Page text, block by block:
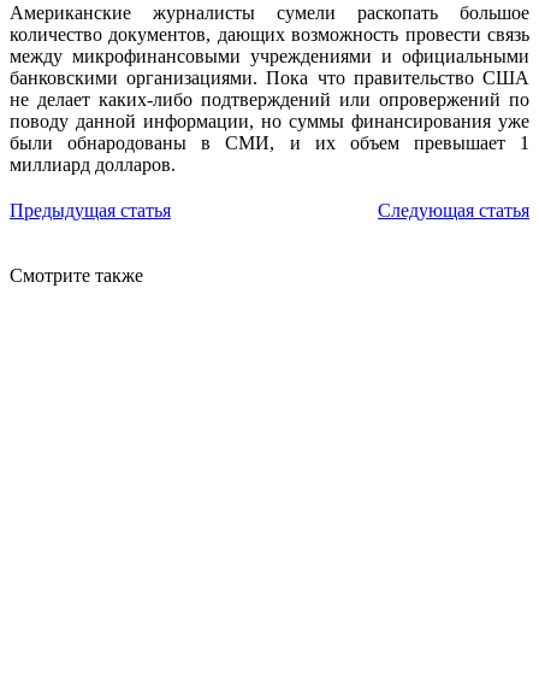
Американские журналисты сумели раскопать большое
количество документов, дающих возможность провести связь
между микрофинансовыми учреждениями и официальными
банковскими организациями. Пока что правительство США
не делает каких-либо подтверждений или опровержений по
поводу данной информации, но суммы финансирования уже
были обнародованы в СМИ, и их объем превышает 1
миллиард долларов.
Предыдущая статья Следующая статья
Смотрите также